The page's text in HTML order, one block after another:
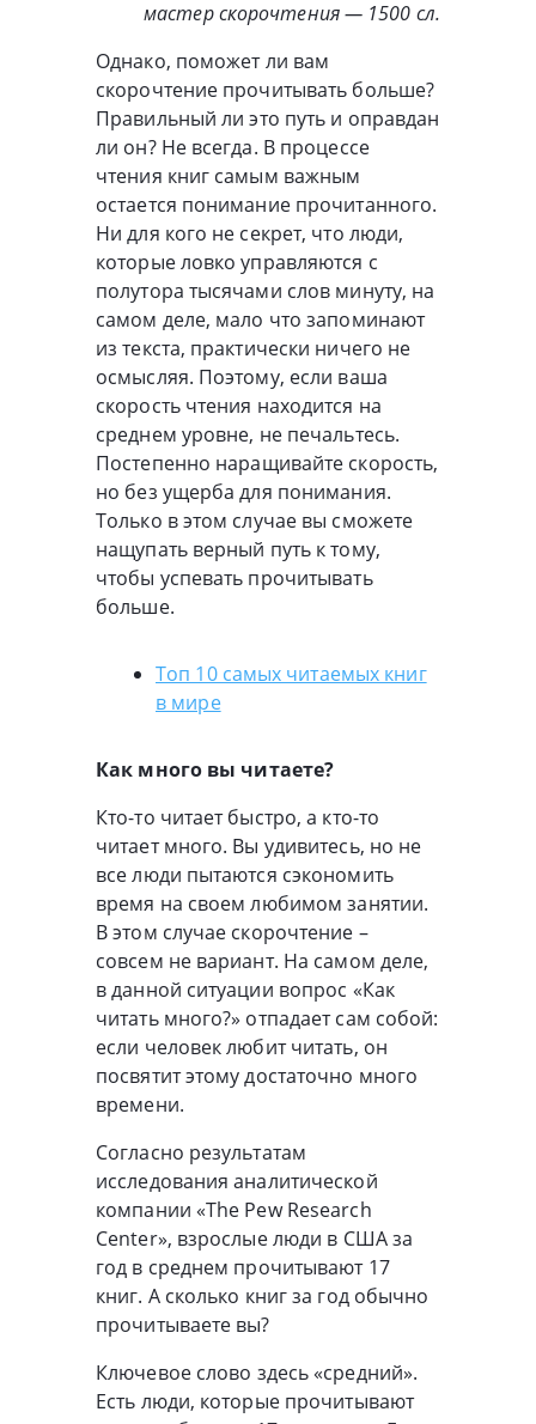
мастер скорочтения — 1500 сл.
Однако, поможет ли вам
скорочтение прочитывать больше?
Правильный ли это путь и оправдан
ли он? Не всегда. В процессе
чтения книг самым важным
остается понимание прочитанного.
Ни для кого не секрет, что люди,
которые ловко управляются с
полутора тысячами слов минуту, на
самом деле, мало что запоминают
из текста, практически ничего не
осмысляя. Поэтому, если ваша
скорость чтения находится на
среднем уровне, не печальтесь.
Постепенно наращивайте скорость,
но без ущерба для понимания.
Только в этом случае вы сможете
нащупать верный путь к тому,
чтобы успевать прочитывать
больше.
Топ 10 самых читаемых книг
в мире
Как много вы читаете?
Кто-то читает быстро, а кто-то
читает много. Вы удивитесь, но не
все люди пытаются сэкономить
время на своем любимом занятии.
В этом случае скорочтение –
совсем не вариант. На самом деле,
в данной ситуации вопрос «Как
читать много?» отпадает сам собой:
если человек любит читать, он
посвятит этому достаточно много
времени.
Согласно результатам
исследования аналитической
компании «The Pew Research
Center», взрослые люди в США за
год в среднем прочитывают 17
книг. А сколько книг за год обычно
прочитываете вы?
Ключевое слово здесь «средний».
Есть люди, которые прочитывают